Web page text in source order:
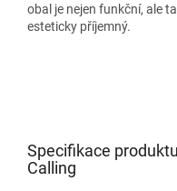
obal je nejen funkční, ale
esteticky příjemný.
Specifikace
Calling